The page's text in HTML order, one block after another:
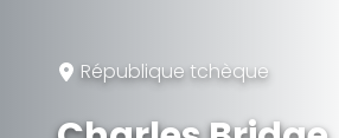
République tchèque